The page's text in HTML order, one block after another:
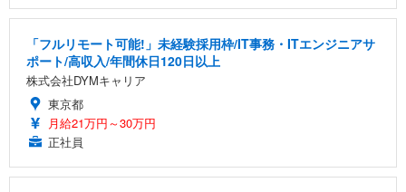
「フルリモート可能!」未経験採用枠/IT事務・ITエンジニアサ
ポート/高収入/年間休日120日以上
株式会社DYMキャリア
東京都
月給21万円～30万円
正社員